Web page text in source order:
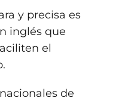
y precisa es
inglés que
el
de